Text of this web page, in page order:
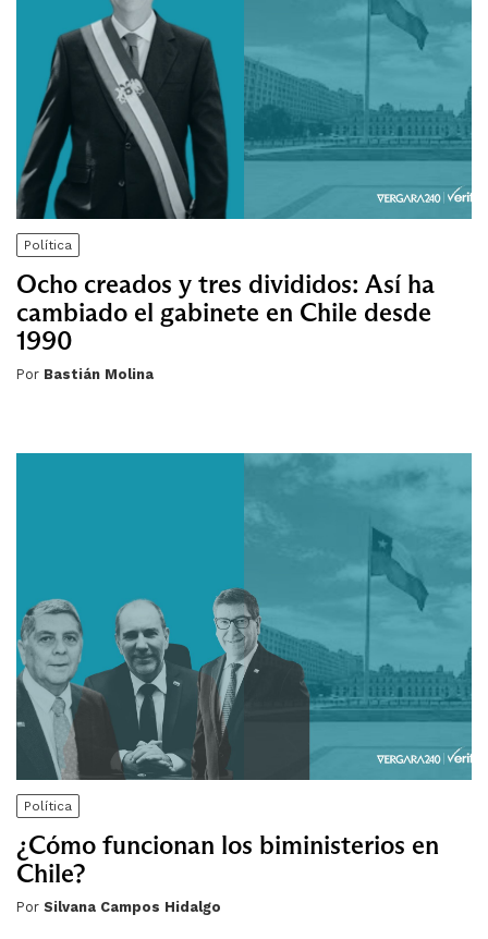
Política
Ocho creados y tres divididos: Así ha
cambiado el gabinete en Chile desde
1990
Por Bastián Molina
Política
¿Cómo funcionan los biministerios en
Chile?
Por Silvana Campos Hidalgo